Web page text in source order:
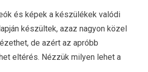
és képek a készülékek valódi
készültek, azaz nagyon közel
de azért az apróbb
eltérés. Nézzük milyen lehet a